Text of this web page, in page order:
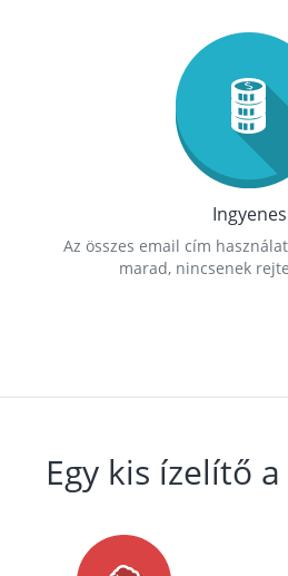
Ingyenes
Az összes email cím
marad, nincsenek
Egy kis ízelítő